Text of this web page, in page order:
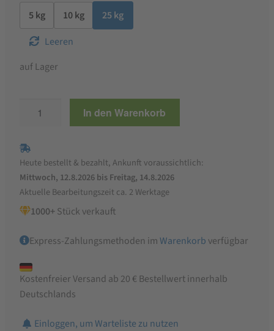
5 kg
10 kg
25 kg
Leeren
auf Lager
kernig
In den Warenkorb
Heute bestellt & bezahlt, Ankunft voraussichtlich:
Mittwoch, 12.8.2026 bis Freitag, 14.8.2026
Aktuelle Bearbeitungszeit ca. 2 Werktage
1000+Stück verkauft
Express-Zahlungsmethoden imWarenkorb verfügbar
Kostenfreier Versand ab 20 € Bestellwert innerhalb
Deutschlands
Einloggen, um Warteliste zu nutzen